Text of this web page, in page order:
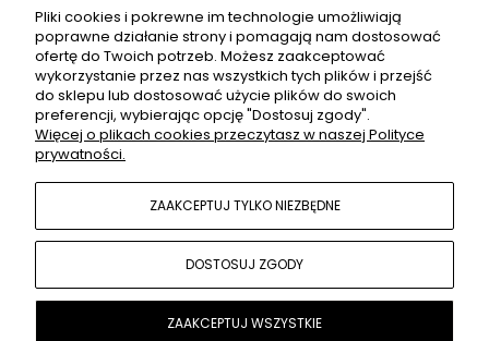
MOJE KONTO
PŁATNOŚCI I DOSTAWA
Pliki cookies i pokrewne im technologie umożliwiają
poprawne działanie strony i pomagają nam dostosować
ofertę do Twoich potrzeb. Możesz zaakceptować
wykorzystanie przez nas wszystkich tych plików i przejść
do sklepu lub dostosować użycie plików do swoich
preferencji, wybierając opcję "Dostosuj zgody".
Więcej o plikach cookies przeczytasz w naszej Polityce
prywatności.
ZAAKCEPTUJ TYLKO NIEZBĘDNE
DOSTOSUJ ZGODY
ZAAKCEPTUJ WSZYSTKIE